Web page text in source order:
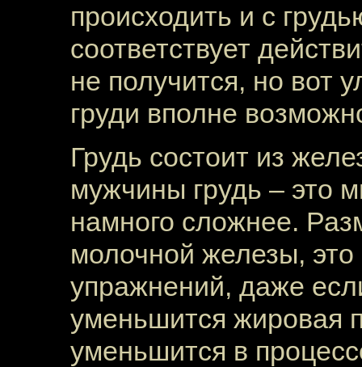
происходить и с
соответствует
не получится, но вот
груди вполне
Грудь состоит из
мужчины грудь – это
намного сложнее.
молочной железы,
упражнений, даже
уменьшится жировая
уменьшится в